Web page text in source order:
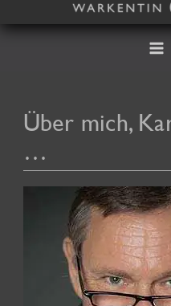
Inhalt
Über mich,
…